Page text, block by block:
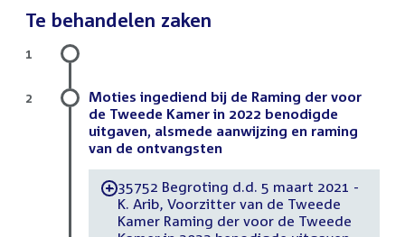
Te behandelen zaken
1
Moties ingediend bij de Raming der voor
de Tweede Kamer in 2022 benodigde
uitgaven, alsmede aanwijzing en raming
van de ontvangsten
-35752 Begroting d.d. 5 maart 2021 -
K. Arib, Voorzitter van de Tweede
Kamer Raming der voor de Tweede
2